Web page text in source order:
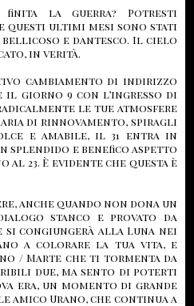
finita la guerra? Potresti
questi ultimi mesi sono stati
e dantesco. Il cielo
in verità.
cambiamento di indirizzo
il giorno 9 con l’ingresso di
le tue atmosfere
di rinnovamento, spiragli
e amabile, il 31 entra in
splendido e benefico aspetto
23. È evidente che questa è
anche quando non dona un
stanco e provato da
si congiungerà alla Luna nei
a colorare la tua vita, e
/ Marte che ti tormenta da
due, ma sento di poterti
era, un momento di grande
amico Urano, che continua a